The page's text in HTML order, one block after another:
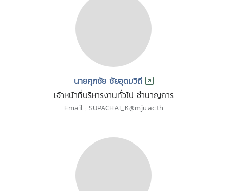
นายศุภชัย ชัยอุดมวิถี
เจ้าหน้าที่บริหารงานทั่วไป ชำนาญการ
Email : SUPACHAI_K@mju.ac.th